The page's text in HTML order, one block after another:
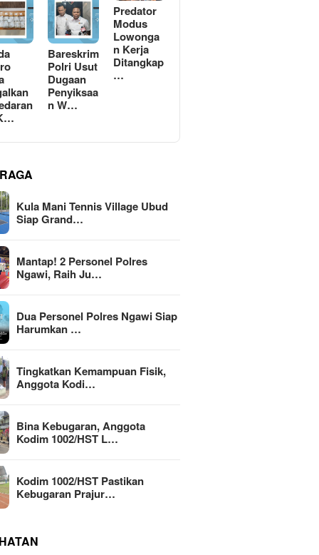
Bareskrim
Polri Usut
Dugaan
Penyiksaa
n W…
Predator
Modus
Lowonga
n Kerja
Ditangkap
…
Kula Mani Tennis Village Ubud
Siap Grand…
Mantap! 2 Personel Polres
Ngawi, Raih Ju…
Dua Personel Polres Ngawi Siap
Harumkan …
Tingkatkan Kemampuan Fisik,
Anggota Kodi…
Bina Kebugaran, Anggota
Kodim 1002/HST L…
Kodim 1002/HST Pastikan
Kebugaran Prajur…